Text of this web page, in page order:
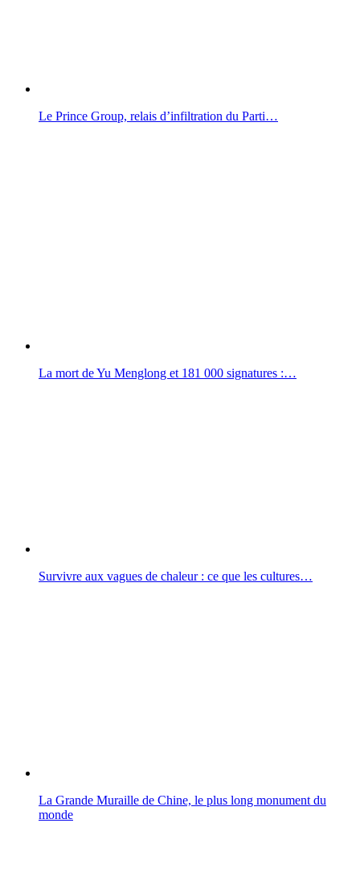
Le Prince Group, relais d’infiltration du Parti…
La mort de Yu Menglong et 181 000 signatures :…
Survivre aux vagues de chaleur : ce que les cultures…
La Grande Muraille de Chine, le plus long monument du
monde